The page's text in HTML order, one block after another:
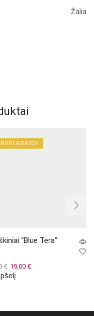
Žalia
NUOLAIDA30%
“Blue Tera”
€ Original
price
19,00 €Current